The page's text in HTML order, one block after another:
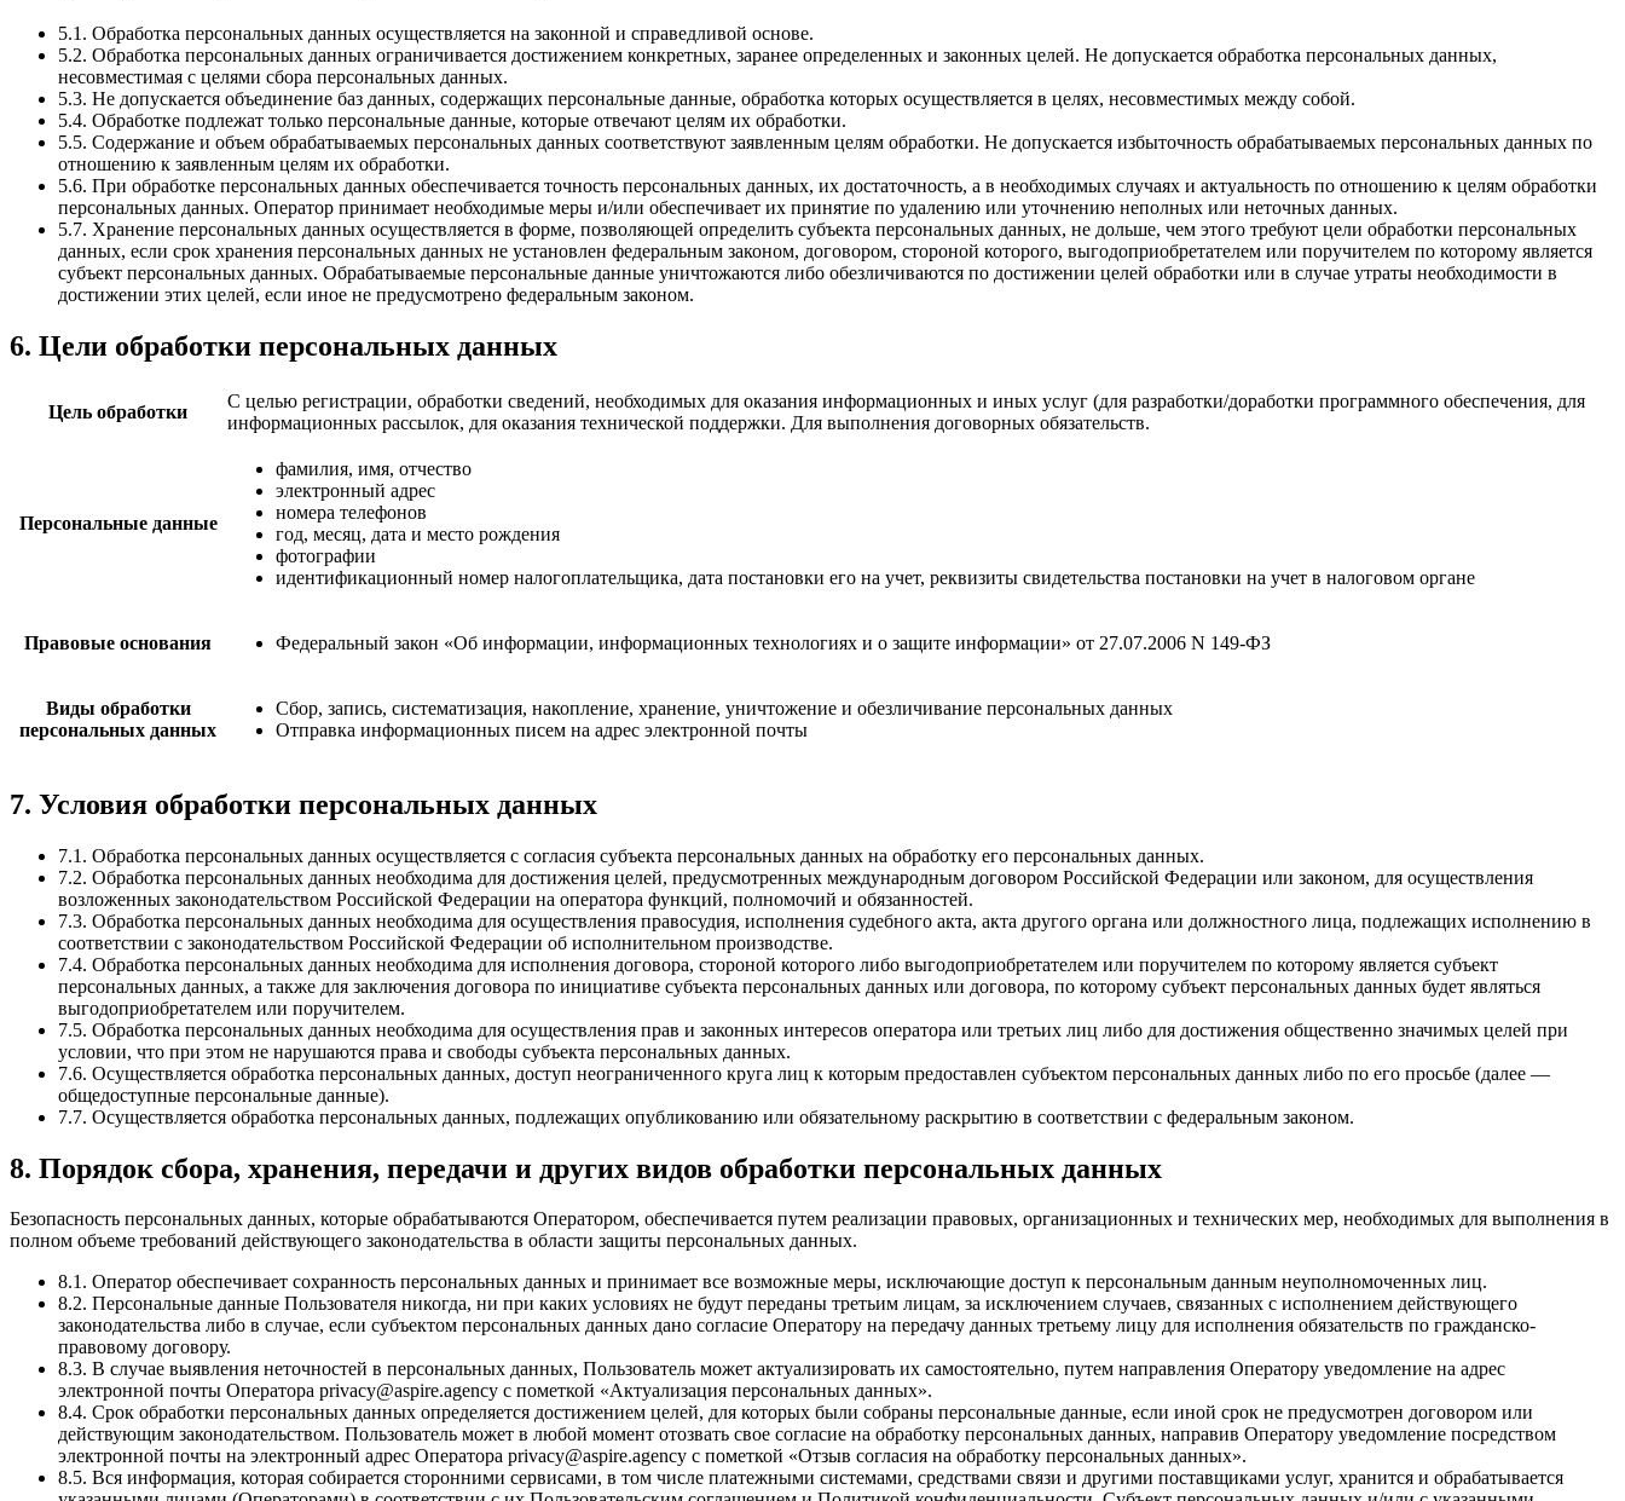
5.1. Обработка персональных данных осуществляется на законной и справедливой основе.
5.2. Обработка персональных данных ограничивается достижением конкретных, заранее определенных и законных целей. Не допускается обработка персональных данных,
несовместимая с целями сбора персональных данных.
5.3. Не допускается объединение баз данных, содержащих персональные данные, обработка которых осуществляется в целях, несовместимых между собой.
5.4. Обработке подлежат только персональные данные, которые отвечают целям их обработки.
5.5. Содержание и объем обрабатываемых персональных данных соответствуют заявленным целям обработки. Не допускается избыточность обрабатываемых персональных данных по
отношению к заявленным целям их обработки.
5.6. При обработке персональных данных обеспечивается точность персональных данных, их достаточность, а в необходимых случаях и актуальность по отношению к целям обработки
персональных данных. Оператор принимает необходимые меры и/или обеспечивает их принятие по удалению или уточнению неполных или неточных данных.
5.7. Хранение персональных данных осуществляется в форме, позволяющей определить субъекта персональных данных, не дольше, чем этого требуют цели обработки персональных
данных, если срок хранения персональных данных не установлен федеральным законом, договором, стороной которого, выгодоприобретателем или поручителем по которому является
субъект персональных данных. Обрабатываемые персональные данные уничтожаются либо обезличиваются по достижении целей обработки или в случае утраты необходимости в
достижении этих целей, если иное не предусмотрено федеральным законом.
6. Цели обработки персональных данных
Цель обработки
С целью регистрации, обработки сведений, необходимых для оказания информационных и иных услуг (для разработки/доработки программного обеспечения, для
информационных рассылок, для оказания технической поддержки. Для выполнения договорных обязательств.
Персональные данные
фамилия, имя, отчество
электронный адрес
номера телефонов
год, месяц, дата и место рождения
фотографии
идентификационный номер налогоплательщика, дата постановки его на учет, реквизиты свидетельства постановки на учет в налоговом органе
Правовые основания Федеральный закон «Об информации, информационных технологиях и о защите информации» от 27.07.2006 N 149-ФЗ
Виды обработки
персональных данных
Сбор, запись, систематизация, накопление, хранение, уничтожение и обезличивание персональных данных
Отправка информационных писем на адрес электронной почты
7. Условия обработки персональных данных
7.1. Обработка персональных данных осуществляется с согласия субъекта персональных данных на обработку его персональных данных.
7.2. Обработка персональных данных необходима для достижения целей, предусмотренных международным договором Российской Федерации или законом, для осуществления
возложенных законодательством Российской Федерации на оператора функций, полномочий и обязанностей.
7.3. Обработка персональных данных необходима для осуществления правосудия, исполнения судебного акта, акта другого органа или должностного лица, подлежащих исполнению в
соответствии с законодательством Российской Федерации об исполнительном производстве.
7.4. Обработка персональных данных необходима для исполнения договора, стороной которого либо выгодоприобретателем или поручителем по которому является субъект
персональных данных, а также для заключения договора по инициативе субъекта персональных данных или договора, по которому субъект персональных данных будет являться
выгодоприобретателем или поручителем.
7.5. Обработка персональных данных необходима для осуществления прав и законных интересов оператора или третьих лиц либо для достижения общественно значимых целей при
условии, что при этом не нарушаются права и свободы субъекта персональных данных.
7.6. Осуществляется обработка персональных данных, доступ неограниченного круга лиц к которым предоставлен субъектом персональных данных либо по его просьбе (далее —
общедоступные персональные данные).
7.7. Осуществляется обработка персональных данных, подлежащих опубликованию или обязательному раскрытию в соответствии с федеральным законом.
8. Порядок сбора, хранения, передачи и других видов обработки персональных данных
Безопасность персональных данных, которые обрабатываются Оператором, обеспечивается путем реализации правовых, организационных и технических мер, необходимых для выполнения в
полном объеме требований действующего законодательства в области защиты персональных данных.
8.1. Оператор обеспечивает сохранность персональных данных и принимает все возможные меры, исключающие доступ к персональным данным неуполномоченных лиц.
8.2. Персональные данные Пользователя никогда, ни при каких условиях не будут переданы третьим лицам, за исключением случаев, связанных с исполнением действующего
законодательства либо в случае, если субъектом персональных данных дано согласие Оператору на передачу данных третьему лицу для исполнения обязательств по гражданско-
правовому договору.
8.3. В случае выявления неточностей в персональных данных, Пользователь может актуализировать их самостоятельно, путем направления Оператору уведомление на адрес
электронной почты Оператора privacy@aspire.agency с пометкой «Актуализация персональных данных».
8.4. Срок обработки персональных данных определяется достижением целей, для которых были собраны персональные данные, если иной срок не предусмотрен договором или
действующим законодательством. Пользователь может в любой момент отозвать свое согласие на обработку персональных данных, направив Оператору уведомление посредством
электронной почты на электронный адрес Оператора privacy@aspire.agency с пометкой «Отзыв согласия на обработку персональных данных».
8.5. Вся информация, которая собирается сторонними сервисами, в том числе платежными системами, средствами связи и другими поставщиками услуг, хранится и обрабатывается